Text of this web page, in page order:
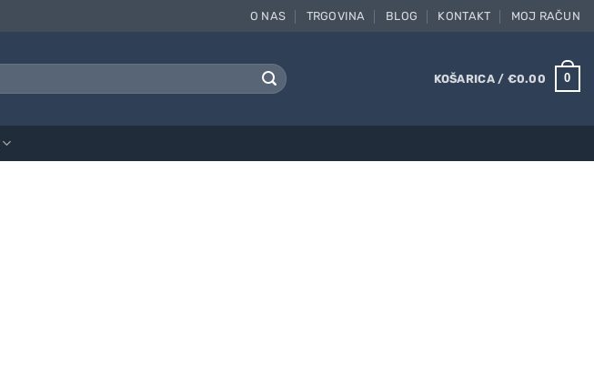
O NAS TRGOVINA BLOG KONTAKT MOJ RAČUN
KOŠARICA / €0.00 0